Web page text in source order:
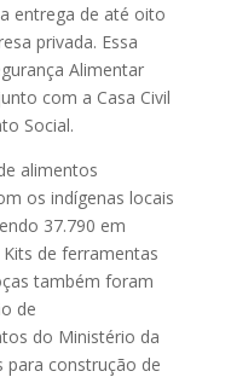
entrega de até oito
privada. Essa
Alimentar
com a Casa Civil
Social.
alimentos
os indígenas locais
37.790 em
de ferramentas
também foram
de
do Ministério da
para construção de